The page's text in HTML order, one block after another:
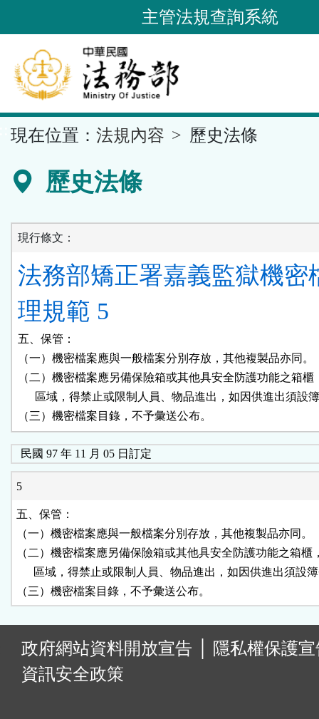
到
要
內
容
區
主管法規查詢系統
現在位置： 法規內容 歷史法條
歷史法條
現行條文：
法務部矯正署嘉義監獄機密
理規範 5
五、保管：
（一）機密檔案應與一般檔案分別存放，其他複製品亦同。
（二）機密檔案應另備保險箱或其他具安全防護功能之箱櫃
區域，得禁止或限制人員、物品進出，如因供進出須設
（三）機密檔案目錄，不予彙送公布。
民國 97 年 11 月 05 日訂定
5
五、保管：
（一）機密檔案應與一般檔案分別存放，其他複製品亦同。
（二）機密檔案應另備保險箱或其他具安全防護功能之箱櫃
區域，得禁止或限制人員、物品進出，如因供進出須設
（三）機密檔案目錄，不予彙送公布。
政府網站資料開放宣告
隱私權保護
資訊安全政策